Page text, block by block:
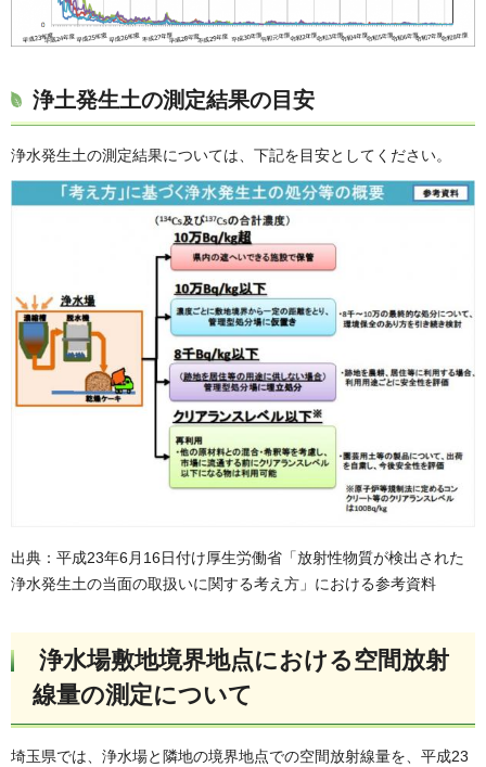
浄土発生土の測定結果の目安
浄水発生土の測定結果については、下記を目安としてください。
出典：平成23年6月16日付け厚生労働省「放射性物質が検出された
浄水発生土の当面の取扱いに関する考え方」における参考資料
浄水場敷地境界地点における空間放射
線量の測定について
埼玉県では、浄水場と隣地の境界地点での空間放射線量を、平成23